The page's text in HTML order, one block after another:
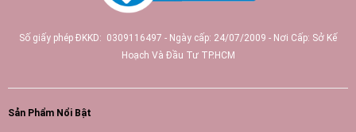
Số giấy phép ĐKKD: 0309116497 - Ngày cấp: 24/07/2009 - Nơi Cấp: Sở Kế
Hoạch Và Đầu Tư TP.HCM
Sản Phẩm Nổi Bật